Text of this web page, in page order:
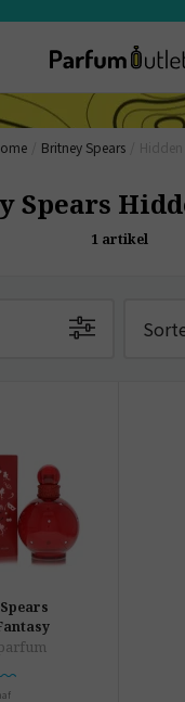
Britney Spears
Spears
1 artikel